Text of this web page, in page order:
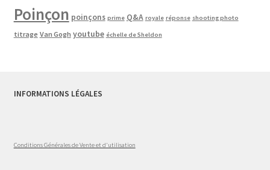
Poinçon poinçons prime Q&A royale réponse shooting photo
titrage Van Gogh youtube échelle de Sheldon
INFORMATIONS LÉGALES
Conditions Générales de Vente et d'utilisation